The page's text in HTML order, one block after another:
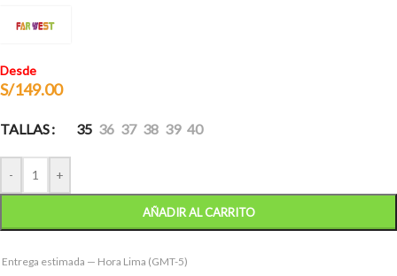
Desde
S/149.00
TALLAS 35 36 37 38 39 40
- +
AÑADIR AL CARRITO
Entrega estimada — Hora Lima (GMT-5)